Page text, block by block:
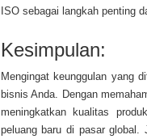
ISO sebagai langkah penting
Kesimpulan:
Mengingat keunggulan yang
bisnis Anda. Dengan
meningkatkan kualitas
peluang baru di pasar global.